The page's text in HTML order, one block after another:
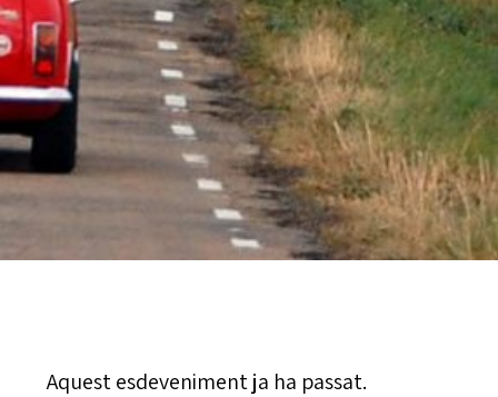
Aquest esdeveniment ja ha passat.